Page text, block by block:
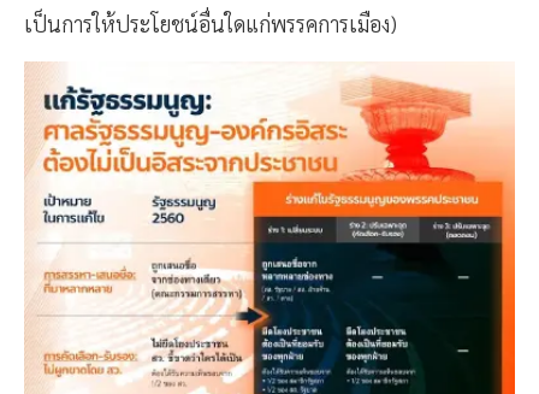
เป็นการให้ประโยชน์อื่นใดแก่พรรคการเมือง)